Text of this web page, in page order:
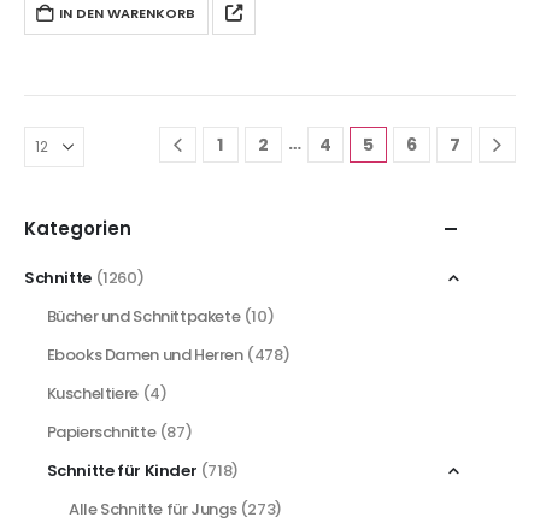
IN DEN WARENKORB
1 2 … 4 5 6 7
Kategorien
Schnitte (1260)
Bücher und Schnittpakete (10)
Ebooks Damen und Herren (478)
Kuscheltiere (4)
Papierschnitte (87)
Schnitte für Kinder (718)
Alle Schnitte für Jungs (273)